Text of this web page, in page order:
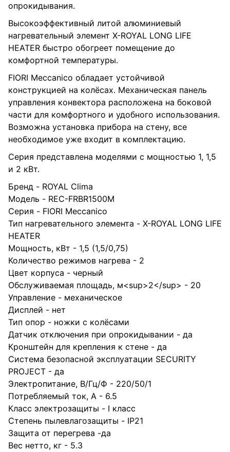
опрокидывания.
Высокоэффективный литой алюминиевый
нагревательный элемент X-ROYAL LONG LIFE
HEATER быстро обогреет помещение до
комфортной температуры.
FIORI Meccanico обладает устойчивой
конструкцией на колёсах. Механическая панель
управления конвектора расположена на боковой
части для комфортного и удобного использования.
Возможна установка прибора на стену, все
необходимое уже входит в комплектацию.
Серия представлена моделями с мощностью 1, 1,5
и 2 кВт.
Бренд - ROYAL Clima
Модель - REC-FRBR1500M
Серия - FIORI Meccanico
Тип нагревательного элемента - X-ROYAL LONG LIFE
HEATER
Мощность, кВт - 1,5 (1,5/0,75)
Количество режимов нагрева - 2
Цвет корпуса - черный
Обслуживаемая площадь, м<sup>2</sup> - 20
Управление - механическое
Дисплей - нет
Тип опор - ножки с колёсами
Датчик отключения при опрокидывании - да
Кронштейн для крепления к стене - да
Система безопасной эксплуатации SECURITY
PROJECT - да
Электропитание, В/Гц/Ф - 220/50/1
Потребляемый ток, А - 6.5
Класс электрозащиты - I класс
Степень пылевлагозащиты - IP21
Защита от перегрева -да
Вес нетто, кг - 5.3